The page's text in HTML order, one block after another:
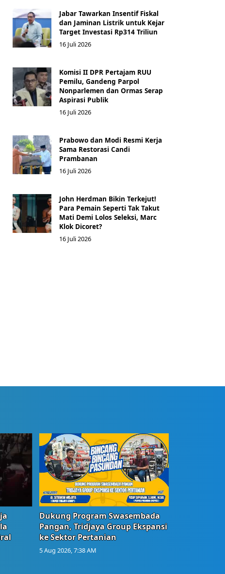
Jabar Tawarkan Insentif Fiskal
dan Jaminan Listrik untuk Kejar
Target Investasi Rp314 Triliun
16 Juli 2026
Komisi II DPR Pertajam RUU
Pemilu, Gandeng Parpol
Nonparlemen dan Ormas Serap
Aspirasi Publik
16 Juli 2026
Prabowo dan Modi Resmi Kerja
Sama Restorasi Candi
Prambanan
16 Juli 2026
John Herdman Bikin Terkejut!
Para Pemain Seperti Tak Takut
Mati Demi Lolos Seleksi, Marc
Klok Dicoret?
16 Juli 2026
Dukung Program Swasembada
Pangan, Tridjaya Group Ekspansi
ke Sektor Pertanian
5 Aug 2026, 7:38 AM